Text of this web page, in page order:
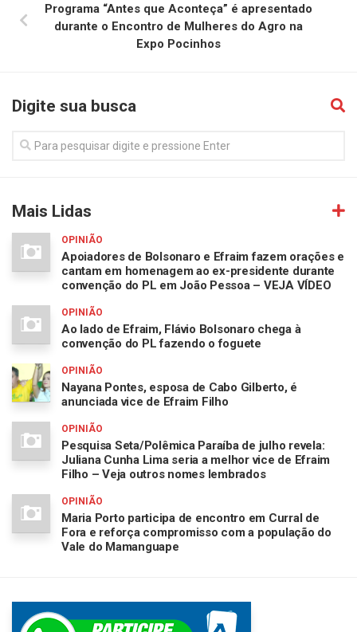
Programa “Antes que Aconteça” é apresentado
durante o Encontro de Mulheres do Agro na
Expo Pocinhos
Digite sua busca
Mais Lidas
OPINIÃO
Apoiadores de Bolsonaro e Efraim fazem orações e
cantam em homenagem ao ex-presidente durante
convenção do PL em João Pessoa – VEJA VÍDEO
OPINIÃO
Ao lado de Efraim, Flávio Bolsonaro chega à
convenção do PL fazendo o foguete
OPINIÃO
Nayana Pontes, esposa de Cabo Gilberto, é
anunciada vice de Efraim Filho
OPINIÃO
Pesquisa Seta/Polêmica Paraíba de julho revela:
Juliana Cunha Lima seria a melhor vice de Efraim
Filho – Veja outros nomes lembrados
OPINIÃO
Maria Porto participa de encontro em Curral de
Fora e reforça compromisso com a população do
Vale do Mamanguape